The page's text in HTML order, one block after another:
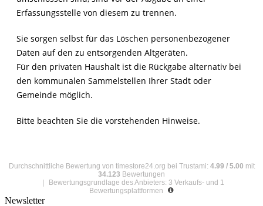
Erfassungsstelle von diesem zu trennen.
Sie sorgen selbst für das Löschen personenbezogener
Daten auf den zu entsorgenden Altgeräten.
Für den privaten Haushalt ist die Rückgabe alternativ bei
den kommunalen Sammelstellen Ihrer Stadt oder
Gemeinde möglich.
Bitte beachten Sie die vorstehenden Hinweise.
Durchschnittliche Bewertung von timestore24.org bei Trustami: 4.99 / 5.00 mit
34.123 Bewertungen
|
Bewertungsgrundlage des Anbieters: 3 Verkaufs- und 1
Bewertungsplattformen
Newsletter